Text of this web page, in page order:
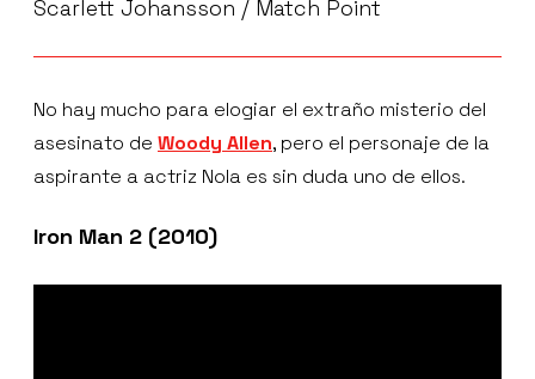
Scarlett Johansson / Match Point
No hay mucho para elogiar el extraño misterio del
asesinato de Woody Allen, pero el personaje de la
aspirante a actriz Nola es sin duda uno de ellos.
Iron Man 2 (2010)